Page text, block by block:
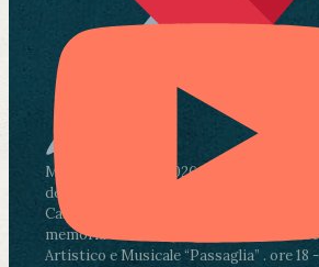
Martedì 4 agosto2026ore 11:30 - Lucca,
dell’Infanzia don Aldo Mei - Viale
Castracani 435 - Inaugurazione murales
memoria di don Aldo Mei curato dal
Artistico e Musicale “Passaglia” . ore 18